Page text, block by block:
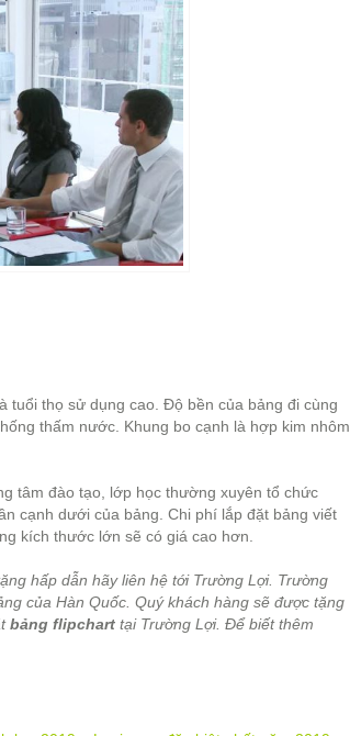
tuổi thọ sử dụng cao. Độ bền của bảng đi cùng
thấm nước. Khung bo cạnh là hợp kim nhôm
tâm đào tạo, lớp học thường xuyên tổ chức
cạnh dưới của bảng. Chi phí lắp đặt bảng viết
kích thước lớn sẽ có giá cao hơn.
hấp dẫn hãy liên hệ tới Trường Lợi. Trường
của Hàn Quốc. Quý khách hàng sẽ được tặng
bảng flipchart tại Trường Lợi. Để biết thêm